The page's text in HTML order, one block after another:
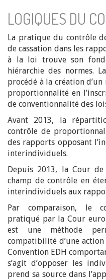
LOGIQUES DU
La pratique du contrôle
de cassation dans les
à la loi trouve son
hiérarchie des normes.
procédé à la création
proportionnalité en
de conventionnalité des
Avant 2013, la
contrôle de
des rapports opposant
interindividuels.
Depuis 2013, la Cour
champ de contrôle en
interindividuels aux
Par comparaison, le
pratiqué par la Cour
est une méthode
compatibilité d’une
Convention EDH
s’agit d’opposer les
prend sa source dans